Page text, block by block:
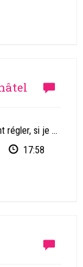
régler, si je ...
17:58